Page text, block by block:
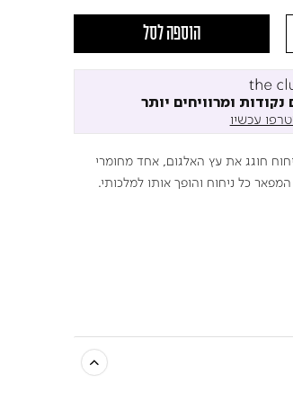
הוספה לסל
נקודות ומרוויחים יותר
עכשיו
חוגג את עץ האלגום, אחד מחומרי
כל ניחוח והופך אותו למלכותי.